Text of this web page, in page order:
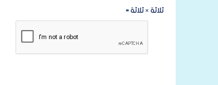
ثلاثة × ثلاثة =